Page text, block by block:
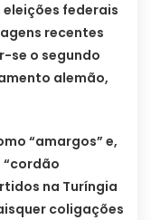
eleições federais
recentes
se o segundo
alemão,
“amargos” e,
na Turíngia
coligações